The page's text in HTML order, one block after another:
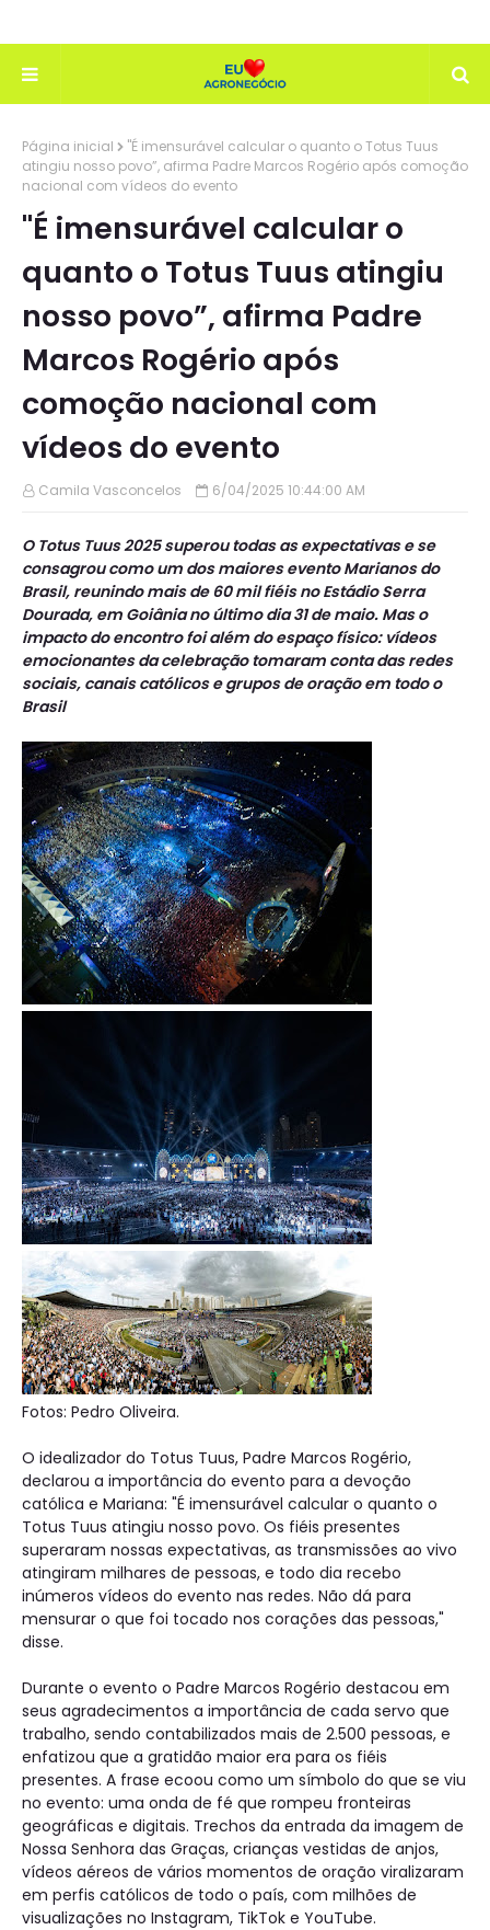
Página inicial
"É imensurável calcular o quanto o Totus Tuus
atingiu nosso povo”, afirma Padre Marcos Rogério após comoção
nacional com vídeos do evento
"É imensurável calcular o
quanto o Totus Tuus atingiu
nosso povo”, afirma Padre
Marcos Rogério após
comoção nacional com
vídeos do evento
Camila Vasconcelos 6/04/2025 10:44:00 AM
O Totus Tuus 2025 superou todas as expectativas e se
consagrou como um dos maiores evento Marianos do
Brasil, reunindo mais de 60 mil fiéis no Estádio Serra
Dourada, em Goiânia no último dia 31 de maio. Mas o
impacto do encontro foi além do espaço físico: vídeos
emocionantes da celebração tomaram conta das redes
sociais, canais católicos e grupos de oração em todo o
Brasil
Fotos: Pedro Oliveira.
O idealizador do Totus Tuus, Padre Marcos Rogério,
declarou a importância do evento para a devoção
católica e Mariana: "É imensurável calcular o quanto o
Totus Tuus atingiu nosso povo. Os fiéis presentes
superaram nossas expectativas, as transmissões ao vivo
atingiram milhares de pessoas, e todo dia recebo
inúmeros vídeos do evento nas redes. Não dá para
mensurar o que foi tocado nos corações das pessoas,"
disse.
Durante o evento o Padre Marcos Rogério destacou em
seus agradecimentos a importância de cada servo que
trabalho, sendo contabilizados mais de 2.500 pessoas, e
enfatizou que a gratidão maior era para os fiéis
presentes. A frase ecoou como um símbolo do que se viu
no evento: uma onda de fé que rompeu fronteiras
geográficas e digitais. Trechos da entrada da imagem de
Nossa Senhora das Graças, crianças vestidas de anjos,
vídeos aéreos de vários momentos de oração viralizaram
em perfis católicos de todo o país, com milhões de
visualizações no Instagram, TikTok e YouTube.